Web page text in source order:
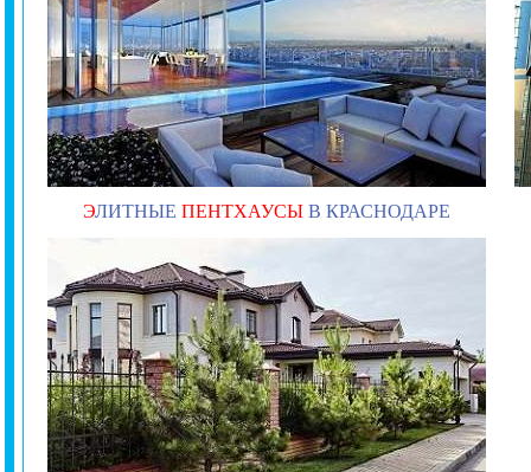
ЭЛИТНЫЕ ПЕНТХАУСЫ В КРАСНОДАРЕ